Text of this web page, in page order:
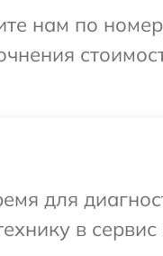
нам по
для
в